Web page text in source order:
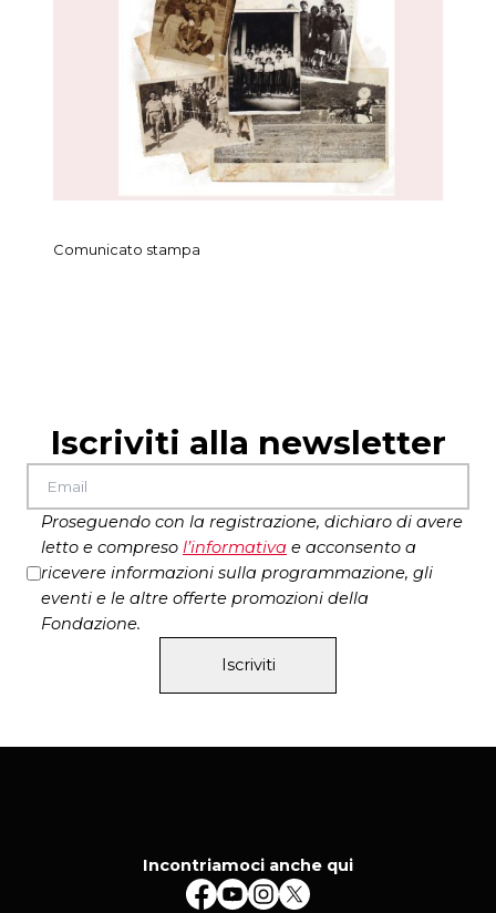
Comunicato stampa
Iscriviti alla newsletter
Proseguendo con la registrazione, dichiaro di avere
letto e compreso l’informativa e acconsento a
ricevere informazioni sulla programmazione, gli
eventi e le altre offerte promozioni della
Fondazione.
Iscriviti
Incontriamoci anche qui